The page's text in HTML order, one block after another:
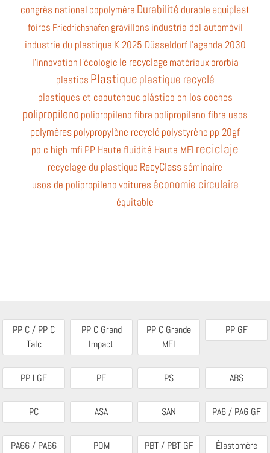
congrès national copolymère Durabilité durable equiplast
foires Friedrichshafen gravillons industria del automóvil
industrie du plastique K 2025 Düsseldorf l'agenda 2030
l'innovation l'écologie le recyclage matériaux ororbia
plastics Plastique plastique recyclé
plastiques et caoutchouc plástico en los coches
polipropileno polipropileno fibra polipropileno fibra usos
polymèrespolypropylène recyclé polystyrène pp 20gf
pp c high mfi PP Haute fluidité Haute MFI reciclaje
recyclage du plastique RecyClassséminaire
usos de polipropilenovoitures économie circulaire
équitable
PP C / PP C
Talc
PP C Grand
Impact
PP C Grande
MFI
PP GF
PP LGF PE PS ABS
PC ASA SAN PA6 / PA6 GF
PA66 / PA66
POM PBT / PBT GF
Élastomère